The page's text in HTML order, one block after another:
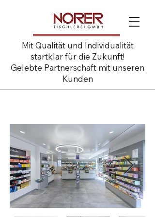
Mit Qualität und Individualität
startklar für die Zukunft!
Gelebte Partnerschaft mit unseren
Kunden